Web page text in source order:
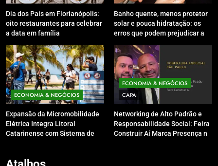
Dia dos Pais em Florianópolis:
oito restaurantes para celebrar
a data em família
Banho quente, menos protetor
solar e pouca hidratação: os
erros que podem prejudicar a
inverno
ECONOMIA & NEGÓCIOS
Expansão da Micromobilidade
Elétrica Integra Litoral
Catarinense com Sistema de
ECONOMIA & NEGÓCIOS
CAPA
Networking de Alto Padrão e
Responsabilidade Social: Feira
Construir Aí Marca Presença no